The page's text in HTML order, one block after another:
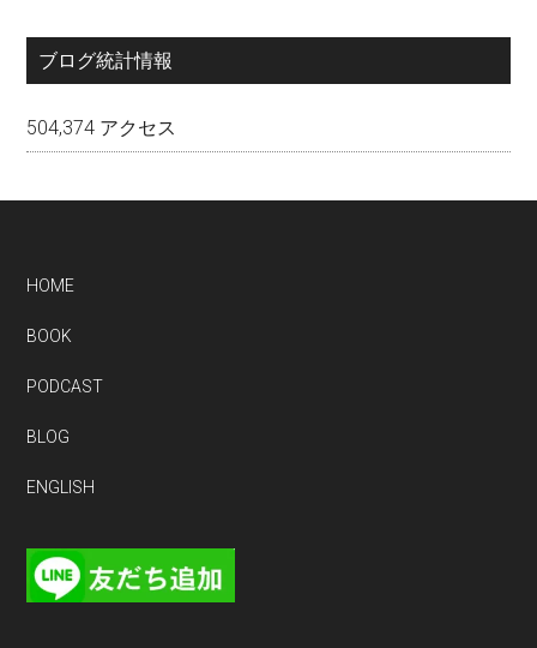
ブログ統計情報
504,374 アクセス
Footer
HOME
BOOK
PODCAST
BLOG
ENGLISH